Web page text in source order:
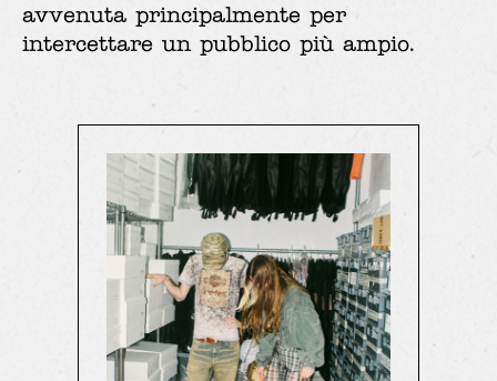
avvenuta principalmente per
intercettare un pubblico più ampio.